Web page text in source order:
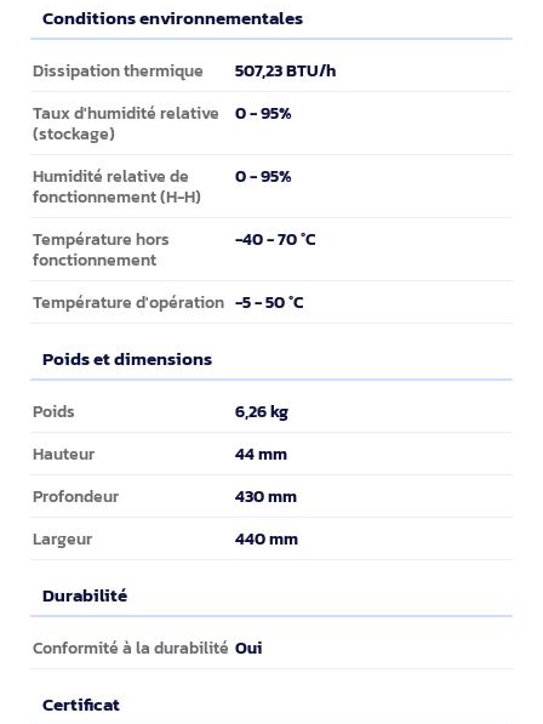
Conditions environnementales
Conditions environnementales
Dissipation thermique 507,23 BTU/h
Taux d'humidité relative
(stockage)
0 - 95%
Humidité relative de
fonctionnement (H-H)
0 - 95%
Température hors
fonctionnement
-40 - 70 °C
Température d'opération -5 - 50 °C
Poids et dimensions
Poids et dimensions
Poids 6,26 kg
Hauteur 44 mm
Profondeur 430 mm
Largeur 440 mm
Durabilité
Durabilité
Conformité à la durabilité Oui
Certificat